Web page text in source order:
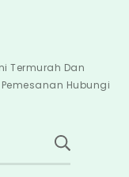
Termurah Dan
Pemesanan Hubungi